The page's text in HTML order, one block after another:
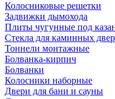
Колосниковые решетки
Задвижки дымохода
Плиты чугунные под
Стекла для каминных
Тоннели монтажные
Болванка-кирпич
Болванки
Колосники наборные
Двери для бани и сауны